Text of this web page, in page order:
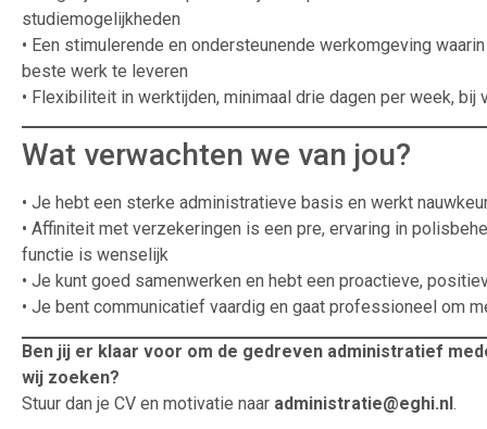
studiemogelijkheden
• Een stimulerende en ondersteunende werkomgeving
beste werk te leveren
• Flexibiliteit in werktijden, minimaal drie dagen per week, bij
Wat verwachten we van jou?
• Je hebt een sterke administratieve basis en werkt
• Affiniteit met verzekeringen is een pre, ervaring in
functie is wenselijk
• Je kunt goed samenwerken en hebt een proactieve,
• Je bent communicatief vaardig en gaat professioneel om
Ben jij er klaar voor om de gedreven administratief
wij zoeken?
Stuur dan je CV en motivatie naar administratie@eghi.nl.